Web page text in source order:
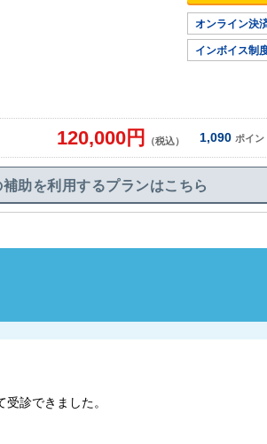
オンライン決
インボイス制
120,000円 （税込） 1,090 ポイン
助を利用するプランはこちら
診できました。